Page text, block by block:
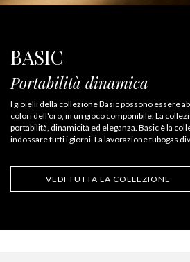
BASIC
Portabilità dinamica
I gioielli della collezione Basic possono essere
colori dell'oro, in un gioco componibile. La
portabilità, dinamicità ed eleganza. Basic è la
indossare tutti i giorni. La lavorazione tubogas
VEDI TUTTA LA COLLEZIONE